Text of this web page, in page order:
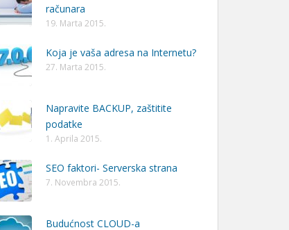
računara
19. Marta 2015.
Koja je vaša adresa na Internetu?
27. Marta 2015.
Napravite BACKUP, zaštitite
podatke
1. Aprila 2015.
SEO faktori- Serverska strana
7. Novembra 2015.
Budućnost CLOUD-a